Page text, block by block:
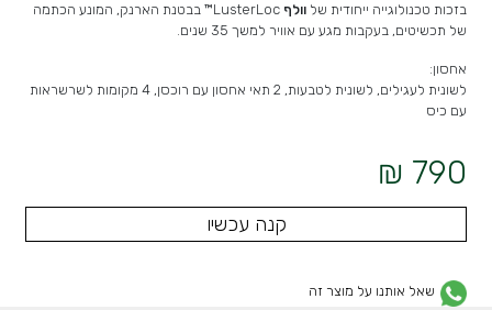
בזכות טכנולוגייה ייחודית של וולף
LusterLoc™ בבטנת הארנק, המונע הכתמה
של תכשיטים, בעקבות מגע עם אוויר למשך 35 שנים.
אחסון:
לשונית לעגילים, לשונית לטבעות, 2 תאי אחסון עם רוכסן, 4 מקומות לשרשראות
עם כיס
790 ₪
קנה עכשיו
שאל אותנו על מוצר זה